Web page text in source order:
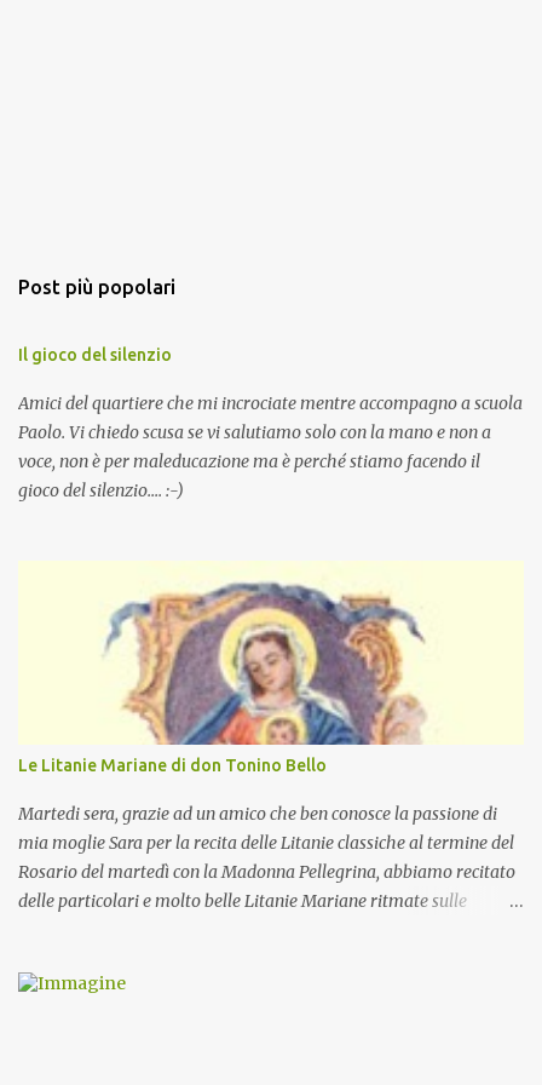
Post più popolari
Il gioco del silenzio
Amici del quartiere che mi incrociate mentre accompagno a scuola
Paolo. Vi chiedo scusa se vi salutiamo solo con la mano e non a
voce, non è per maleducazione ma è perché stiamo facendo il
gioco del silenzio.... :-)
Le Litanie Mariane di don Tonino Bello
Martedi sera, grazie ad un amico che ben conosce la passione di
mia moglie Sara per la recita delle Litanie classiche al termine del
Rosario del martedì con la Madonna Pellegrina, abbiamo recitato
delle particolari e molto belle Litanie Mariane ritmate sulle
preghiera.